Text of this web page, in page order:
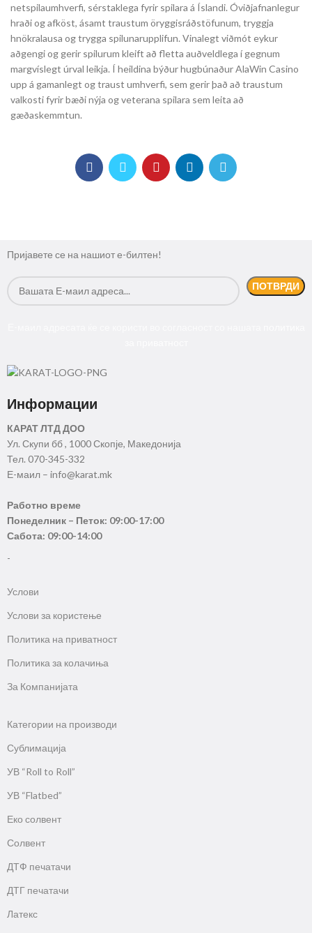
netspilaumhverfi, sérstaklega fyrir spilara á Íslandi. Óviðjafnanlegur
hraði og afköst, ásamt traustum öryggisráðstöfunum, tryggja
hnökralausa og trygga spilunarupplifun. Vinalegt viðmót eykur
aðgengi og gerir spilurum kleift að fletta auðveldlega í gegnum
margvíslegt úrval leikja. Í heildina býður hugbúnaður AlaWin Casino
upp á gamanlegt og traust umhverfi, sem gerir það að traustum
valkosti fyrir bæði nýja og veterana spilara sem leita að
gæðaskemmtun.
Пријавете се на нашиот е-билтен!
Информации
КАРАТ ЛТД ДОО
Ул. Скупи бб , 1000 Скопје, Македонија
Тел. 070-345-332
Е-маил – info@karat.mk
Работно време
Понеделник – Петок: 09:00-17:00
Сабота: 09:00-14:00
-
Услови
Услови за користење
Политика на приватност
Политика за колачиња
За Компанијата
Категории на производи
Сублимација
УВ “Roll to Roll”
УВ “Flatbed”
Еко солвент
Солвент
ДТФ печатачи
ДТГ печатачи
Латекс